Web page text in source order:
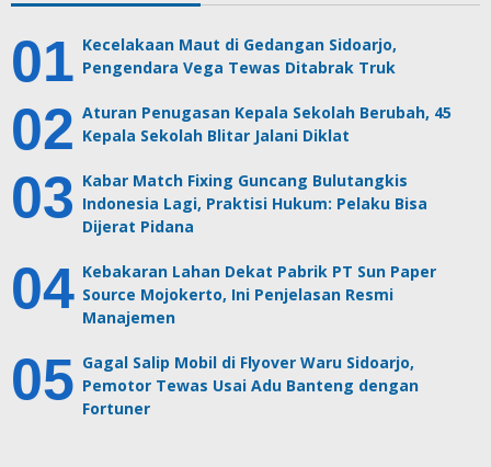
Kecelakaan Maut di Gedangan Sidoarjo,
Pengendara Vega Tewas Ditabrak Truk
Aturan Penugasan Kepala Sekolah Berubah, 45
Kepala Sekolah Blitar Jalani Diklat
Kabar Match Fixing Guncang Bulutangkis
Indonesia Lagi, Praktisi Hukum: Pelaku Bisa
Dijerat Pidana
Kebakaran Lahan Dekat Pabrik PT Sun Paper
Source Mojokerto, Ini Penjelasan Resmi
Manajemen
Gagal Salip Mobil di Flyover Waru Sidoarjo,
Pemotor Tewas Usai Adu Banteng dengan
Fortuner